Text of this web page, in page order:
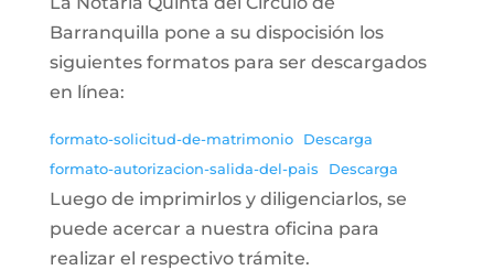
Barranquilla pone a su dispocisión los
siguientes formatos para ser descargados
en línea:
formato-solicitud-de-matrimonio
Descarga
formato-autorizacion-salida-del-pais
Descarga
Luego de imprimirlos y diligenciarlos, se
puede acercar a nuestra oficina para
realizar el respectivo trámite.